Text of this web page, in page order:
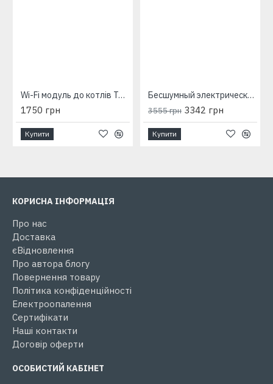
Wi-Fi модуль до котлів Tenko Premium
1750 грн
Купити
Бесшумный электрический котел Neon Мини 2 кВт 230 В
3555 грн 3342 грн
Купити
КОРИСНА ІНФОРМАЦІЯ
Про нас
Доставка
єВідновлення
Про автора блогу
Повернення товару
Політика конфіденційності
Електроопалення
Сертифікати
Наші контакти
Договір оферти
ОСОБИСТИЙ КАБІНЕТ